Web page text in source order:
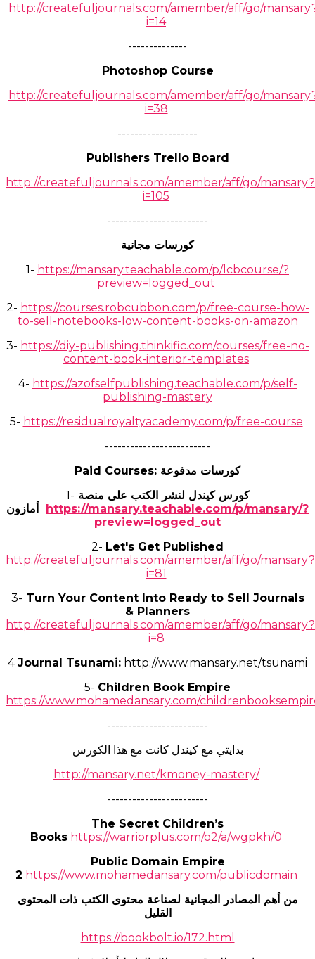
http://createfuljournals.com/amember/aff/go/
i=14
--------------
Photoshop Course
http://createfuljournals.com/amember/aff/go/
i=38
-------------------
Publishers Trello Board
http://createfuljournals.com/amember/aff/go/mansary?
i=105
------------------------
كورسات مجانية
1- https://mansary.teachable.com/p/lcbcourse/?
preview=logged_out
2- https://courses.robcubbon.com/p/free-course-how-
to-sell-notebooks-low-content-books-on-amazon
3- https://diy-publishing.thinkific.com/courses/free-no-
content-book-interior-templates
4- https://azofselfpublishing.teachable.com/p/self-
publishing-mastery
5- https://residualroyaltyacademy.com/p/free-course
-------------------------
Paid Courses: كورسات مدفوعة
1-
https://mansary.teachable.com/p/mansary/?
preview=logged_out
2- Let's Get Published
http://createfuljournals.com/amember/aff/go/mansary?
i=81
​3- Turn Your Content Into Ready to Sell Journals
& Planners
http://createfuljournals.com/amember/aff/go/mansary?
i=8
​4Journal Tsunami: http://www.mansary.net/tsunami
​5- Children Book Empire
https://www.mohamedansary.com/
------------------------
بدايتي مع كيندل كانت مع هذا الكورس
http://mansary.net/kmoney-mastery/
------------------------
The Secret Children’s
Books https://warriorplus.com/o2/a/wgpkh/0
Public Domain Empire
2 https://www.mohamedansary.com/publicdomain
من أهم المصادر المجانية لصناعة محتوى الكتب ذات المحتوى
القليل
https://bookbolt.io/172.html